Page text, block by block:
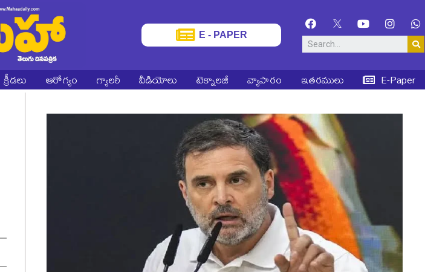
E - PAPER
క్రీడలు ఆరోగ్యం గ్యాలరీ వీడియోలు టెక్నాలజీ వ్యాపారం ఇతరములు E-Paper